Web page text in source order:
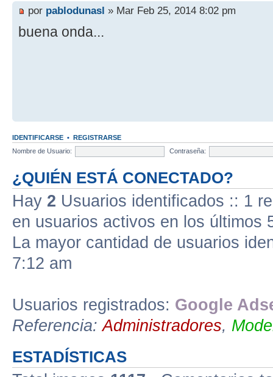
por pablodunasl » Mar Feb 25, 2014 8:02 pm
buena onda...
IDENTIFICARSE • REGISTRARSE
Nombre de Usuario:
Contraseña:
¿QUIÉN ESTÁ CONECTADO?
Hay 2 Usuarios identificados :: 1
en usuarios activos en los últimos
La mayor cantidad de usuarios
7:12 am
Usuarios registrados: Google
Referencia:Administradores,
ESTADÍSTICAS